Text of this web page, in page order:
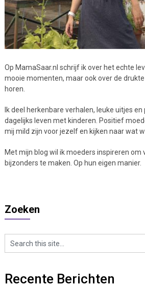
Op MamaSaar.nl schrijf ik over het echte
mooie momenten, maar ook over de
horen.
Ik deel herkenbare verhalen, leuke uitjes
dagelijks leven met kinderen. Positief
mij mild zijn voor jezelf en kijken naar wat
Met mijn blog wil ik moeders inspireren om
bijzonders te maken. Op hun eigen manier.
Zoeken
Recente Berichten